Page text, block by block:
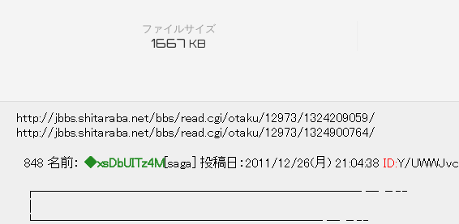
ファイルサイズ
1667 KB
http://jbbs.shitaraba.net/bbs/read.cgi/otaku/12973/1324209059/
http://jbbs.shitaraba.net/bbs/read.cgi/otaku/12973/1324900764/
848 名前： ◆xsDbUITz4M [saga] 投稿日：2011/12/26(月) 21:04:38 ID:Y/UWWJvc
┌───────────────────────── ─ －‐‐